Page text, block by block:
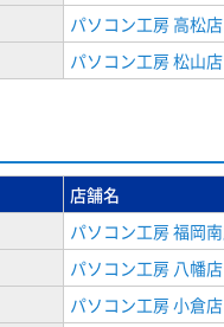
パソコン工房 高松店
パソコン工房 松山店
店舗名
パソコン工房 福岡
パソコン工房 八幡店
パソコン工房 小倉店